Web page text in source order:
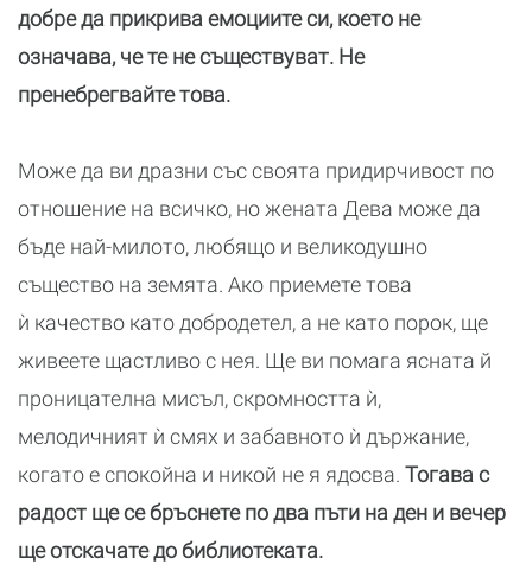
добре да прикрива емоциите си, което не
означава, че те не съществуват. Не
пренебрегвайте това.
Може да ви дразни със своята придирчивост по
отношение на всичко, но жената Дева може да
бъде най-милото, любящо и великодушно
същество на земята. Ако приемете това
ѝ качество като добродетел, а не като порок, ще
живеете щастливо с нея. Ще ви помага ясната й
проницателна мисъл, скромността ѝ,
мелодичният ѝ смях и забавното ѝ държание,
когато е спокойна и никой не я ядосва. Тогава с
радост ще се бръснете по два пъти на ден и вечер
ще отскачате до библиотеката.